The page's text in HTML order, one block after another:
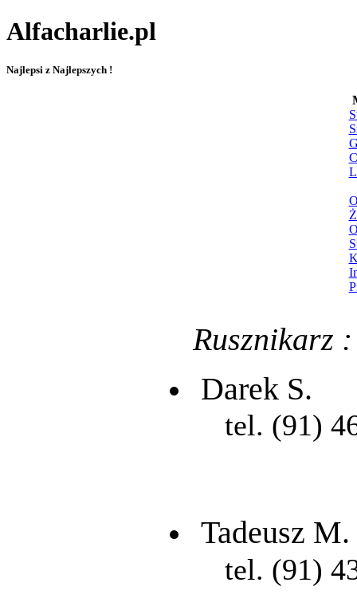
Alfacharlie.pl
Najlepsi z Najlepszych !
Rusznikarz :
Darek S.
tel. (91)
Tadeusz M.
tel. (91)